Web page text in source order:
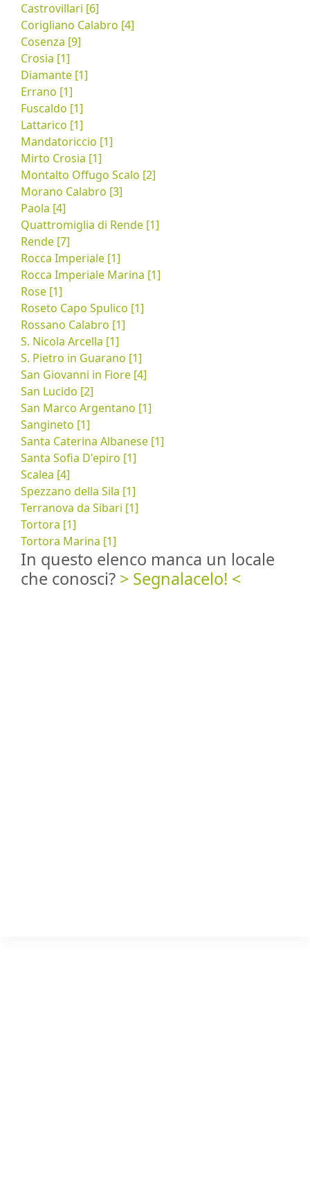
Castrovillari [6]
Corigliano Calabro [4]
Cosenza [9]
Crosia [1]
Diamante [1]
Errano [1]
Fuscaldo [1]
Lattarico [1]
Mandatoriccio [1]
Mirto Crosia [1]
Montalto Offugo Scalo [2]
Morano Calabro [3]
Paola [4]
Quattromiglia di Rende [1]
Rende [7]
Rocca Imperiale [1]
Rocca Imperiale Marina [1]
Rose [1]
Roseto Capo Spulico [1]
Rossano Calabro [1]
S. Nicola Arcella [1]
S. Pietro in Guarano [1]
San Giovanni in Fiore [4]
San Lucido [2]
San Marco Argentano [1]
Sangineto [1]
Santa Caterina Albanese [1]
Santa Sofia D'epiro [1]
Scalea [4]
Spezzano della Sila [1]
Terranova da Sibari [1]
Tortora [1]
Tortora Marina [1]
In questo elenco manca un locale
che conosci? > Segnalacelo! <